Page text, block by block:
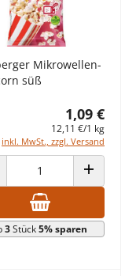
Mikrowellen-
süß
1,09 €
12,11 €/1 kg
inkl. MwSt., zzgl. Versand
VERRINGERN ANZAHL
3Stück5% sparen